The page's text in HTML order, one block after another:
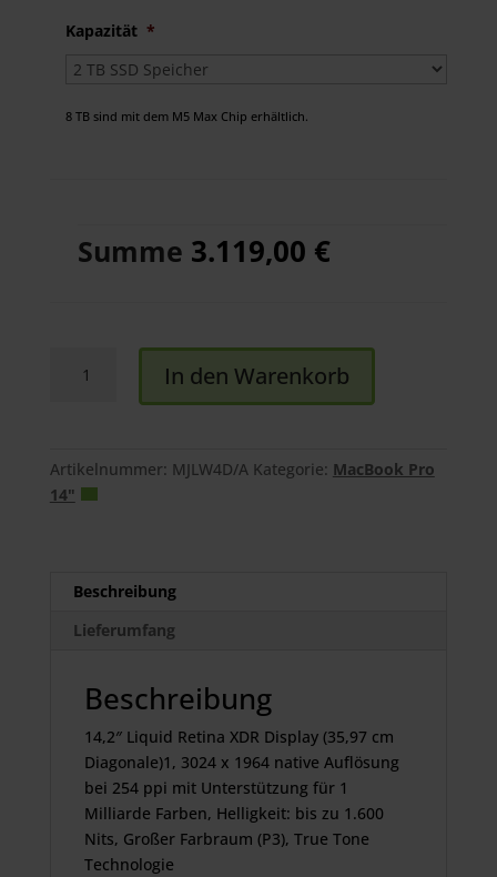
Kapazität *
8 TB sind mit dem M5 Max Chip erhältlich.
Summe 3.119,00 €
Pro
15-
Menge
In den Warenkorb
Artikelnummer: MJLW4D/A Kategorie: MacBook Pro
14"
Beschreibung
Lieferumfang
Beschreibung
14,2″ Liquid Retina XDR Display (35,97 cm
Diagonale)1, 3024 x 1964 native Auflösung
bei 254 ppi mit Unterstützung für 1
Milliarde Farben, Helligkeit: bis zu 1.600
Nits, Großer Farbraum (P3), True Tone
Technologie